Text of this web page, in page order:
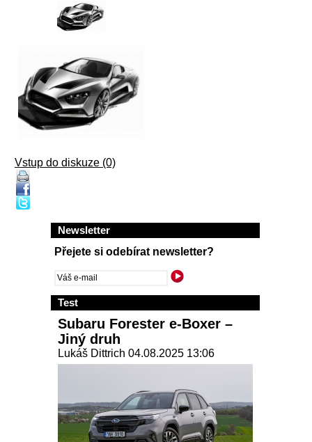
Vstup do diskuze (0)
Newsletter
Přejete si odebírat newsletter?
Test
Subaru Forester e-Boxer –
Jiný druh
Lukáš Dittrich 04.08.2025 13:06